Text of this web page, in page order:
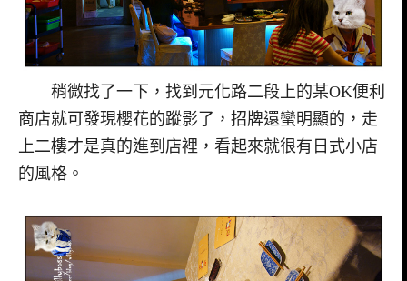
稍微找了一下，找到元化路二段上的某OK便利
商店就可發現櫻花的蹤影了，招牌還蠻明顯的，走
上二樓才是真的進到店裡，看起來就很有日式小店
的風格。